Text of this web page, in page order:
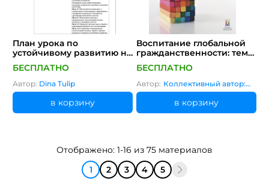
План урока по
устойчивому развитию на
тему "Синяя экономика" с
интегрированными
элементами ОУР
БЕСПЛАТНО
Автор: Dina Tulip
в корзину
Воспитание глобальной
гражданственности: темы
и цели обучения
БЕСПЛАТНО
Автор: Коллективный автор:
ЮНЕСКО
в корзину
Отображено: 1-16 из 75 материалов
1
2 3 4 5